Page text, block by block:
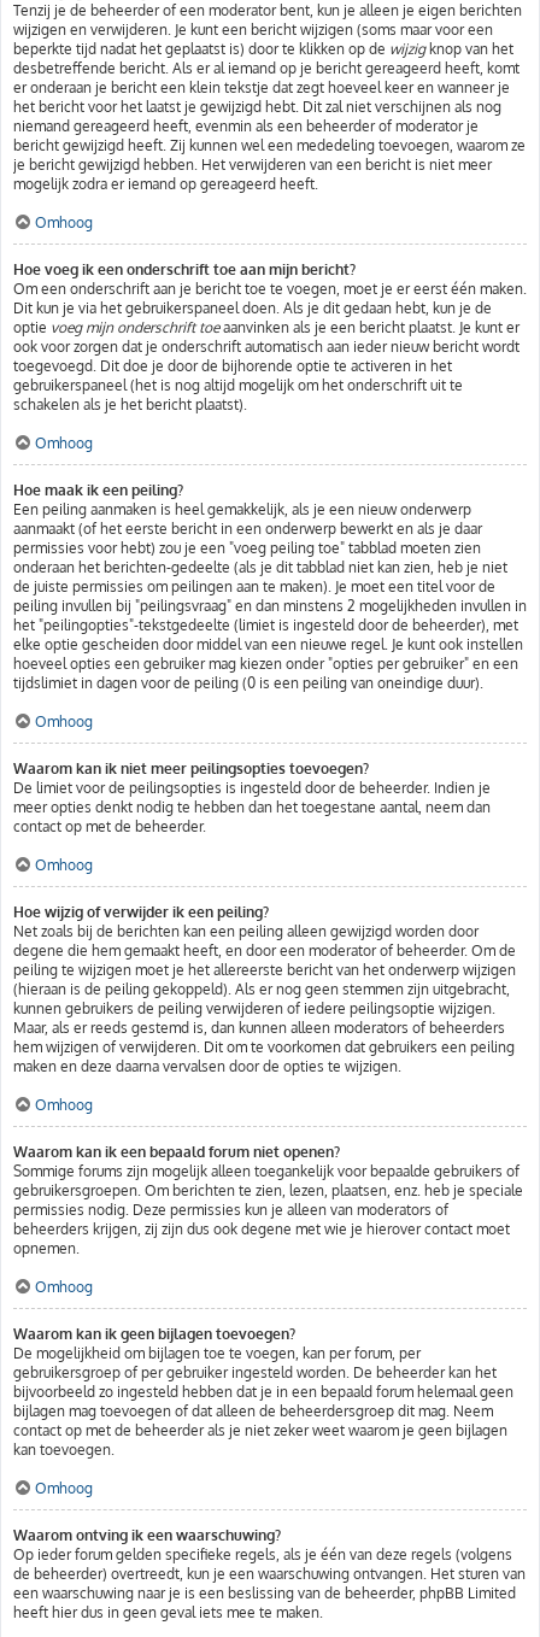
Tenzij je de beheerder of een moderator bent, kun je alleen je eigen berichten
wijzigen en verwijderen. Je kunt een bericht wijzigen (soms maar voor een
beperkte tijd nadat het geplaatst is) door te klikken op de wijzigknop van het
desbetreffende bericht. Als er al iemand op je bericht gereageerd heeft, komt
er onderaan je bericht een klein tekstje dat zegt hoeveel keer en wanneer je
het bericht voor het laatst je gewijzigd hebt. Dit zal niet verschijnen als nog
niemand gereageerd heeft, evenmin als een beheerder of moderator je
bericht gewijzigd heeft. Zij kunnen wel een mededeling toevoegen, waarom ze
je bericht gewijzigd hebben. Het verwijderen van een bericht is niet meer
mogelijk zodra er iemand op gereageerd heeft.
Omhoog
Hoe voeg ik een onderschrift toe aan mijn bericht?
Om een onderschrift aan je bericht toe te voegen, moet je er eerst één maken.
Dit kun je via het gebruikerspaneel doen. Als je dit gedaan hebt, kun je de
optie voeg mijn onderschrift toeaanvinken als je een bericht plaatst. Je kunt er
ook voor zorgen dat je onderschrift automatisch aan ieder nieuw bericht wordt
toegevoegd. Dit doe je door de bijhorende optie te activeren in het
gebruikerspaneel (het is nog altijd mogelijk om het onderschrift uit te
schakelen als je het bericht plaatst).
Omhoog
Hoe maak ik een peiling?
Een peiling aanmaken is heel gemakkelijk, als je een nieuw onderwerp
aanmaakt (of het eerste bericht in een onderwerp bewerkt en als je daar
permissies voor hebt) zou je een "voeg peiling toe" tabblad moeten zien
onderaan het berichten-gedeelte (als je dit tabblad niet kan zien, heb je niet
de juiste permissies om peilingen aan te maken). Je moet een titel voor de
peiling invullen bij "peilingsvraag" en dan minstens 2 mogelijkheden invullen in
het "peilingopties"-tekstgedeelte (limiet is ingesteld door de beheerder), met
elke optie gescheiden door middel van een nieuwe regel. Je kunt ook instellen
hoeveel opties een gebruiker mag kiezen onder "opties per gebruiker" en een
tijdslimiet in dagen voor de peiling (0 is een peiling van oneindige duur).
Omhoog
Waarom kan ik niet meer peilingsopties toevoegen?
De limiet voor de peilingsopties is ingesteld door de beheerder. Indien je
meer opties denkt nodig te hebben dan het toegestane aantal, neem dan
contact op met de beheerder.
Omhoog
Hoe wijzig of verwijder ik een peiling?
Net zoals bij de berichten kan een peiling alleen gewijzigd worden door
degene die hem gemaakt heeft, en door een moderator of beheerder. Om de
peiling te wijzigen moet je het allereerste bericht van het onderwerp wijzigen
(hieraan is de peiling gekoppeld). Als er nog geen stemmen zijn uitgebracht,
kunnen gebruikers de peiling verwijderen of iedere peilingsoptie wijzigen.
Maar, als er reeds gestemd is, dan kunnen alleen moderators of beheerders
hem wijzigen of verwijderen. Dit om te voorkomen dat gebruikers een peiling
maken en deze daarna vervalsen door de opties te wijzigen.
Omhoog
Waarom kan ik een bepaald forum niet openen?
Sommige forums zijn mogelijk alleen toegankelijk voor bepaalde gebruikers of
gebruikersgroepen. Om berichten te zien, lezen, plaatsen, enz. heb je speciale
permissies nodig. Deze permissies kun je alleen van moderators of
beheerders krijgen, zij zijn dus ook degene met wie je hierover contact moet
opnemen.
Omhoog
Waarom kan ik geen bijlagen toevoegen?
De mogelijkheid om bijlagen toe te voegen, kan per forum, per
gebruikersgroep of per gebruiker ingesteld worden. De beheerder kan het
bijvoorbeeld zo ingesteld hebben dat je in een bepaald forum helemaal geen
bijlagen mag toevoegen of dat alleen de beheerdersgroep dit mag. Neem
contact op met de beheerder als je niet zeker weet waarom je geen bijlagen
kan toevoegen.
Omhoog
Waarom ontving ik een waarschuwing?
Op ieder forum gelden specifieke regels, als je één van deze regels (volgens
de beheerder) overtreedt, kun je een waarschuwing ontvangen. Het sturen van
een waarschuwing naar je is een beslissing van de beheerder, phpBB Limited
heeft hier dus in geen geval iets mee te maken.